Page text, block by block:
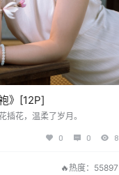
》[12P]
插花，温柔了岁月。
0 0 8
🔥热度：55897